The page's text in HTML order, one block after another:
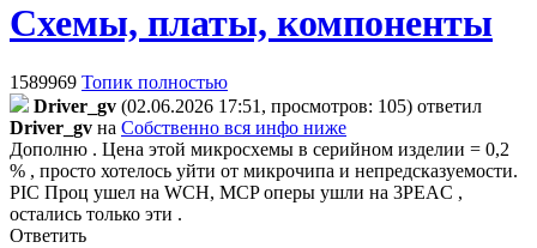
Схемы, платы, компоненты
1589969 Топик полностью
Driver_gv (02.06.2026 17:51, просмотров: 105) ответил
Driver_gv на Собственно вся инфо ниже
Дополню . Цена этой микросхемы в серийном изделии = 0,2
% , просто хотелось уйти от микрочипа и непредсказуемости.
PIC Проц ушел на WCH, MCP оперы ушли на 3PEAC ,
остались только эти .
Ответить